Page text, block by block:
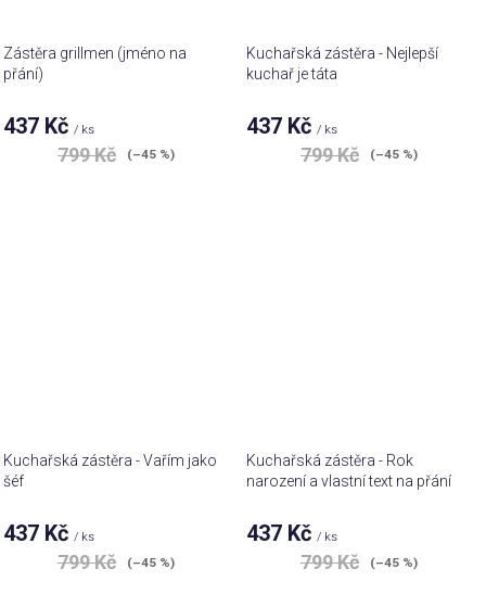
Zástěra grillmen (jméno na
přání)
437 Kč / ks
799 Kč (–45 %)
Kuchařská zástěra - Nejlepší
kuchař je táta
437 Kč / ks
799 Kč (–45 %)
Kuchařská zástěra - Vařím jako
šéf
437 Kč/ ks
799 Kč (–45 %)
Kuchařská zástěra - Rok
narození a vlastní text na přání
437 Kč/ ks
799 Kč (–45 %)